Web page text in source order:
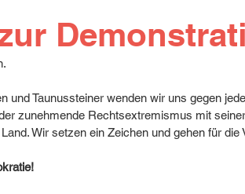
und Taunussteiner wenden wir uns gegen
zunehmende Rechtsextremismus mit
Wir setzen ein Zeichen und gehen für